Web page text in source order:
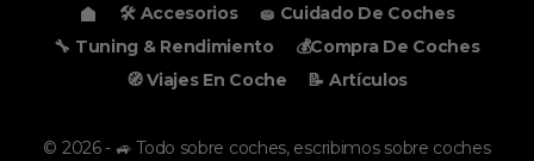
🛠️ Accesorios
🧽 Cuidado De Coches
🔧 Tuning & Rendimiento
💰Compra De Coches
🧭 Viajes En Coche
📝 Artículos
© 2026 - 🚙 Todo sobre coches, escribimos sobre coches